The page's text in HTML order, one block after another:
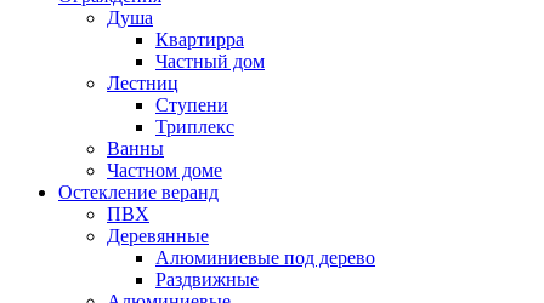
Душа
Квартирра
Частный дом
Лестниц
Ступени
Триплекс
Ванны
Частном доме
Остекление веранд
ПВХ
Деревянные
Алюминиевые под дерево
Раздвижные